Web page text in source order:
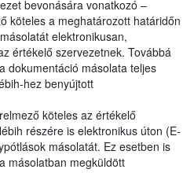
bevonására vonatkozó –
köteles a meghatározott határidőn
elektronikusan,
értékelő szervezetnek. Továbbá
dokumentáció másolata teljes
hez benyújtott
köteles az értékelő
részére is elektronikus úton (E-
másolatát. Ez esetben is
másolatban megküldött